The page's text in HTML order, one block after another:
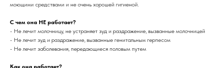
моющими средствами и не очень хорошей гигиеной.
С чем она НЕ работает?
- Не лечит молочницу, не устраняет зуд и раздражение, вызванные молочницей
- Не лечит зуд и раздражение, вызванные генитальным герпесом
- Не лечит заболевания, передающиеся половым путем
Как она работает?